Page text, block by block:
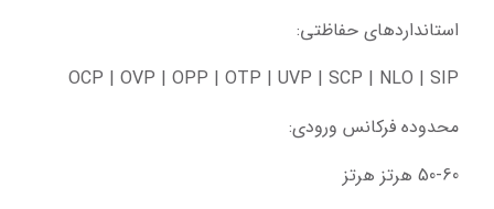
استانداردهای حفاظتی:
OCP | OVP | OPP | OTP | UVP | SCP | NLO | SIP
محدوده فرکانس ورودی:
50-60 هرتز هرتز